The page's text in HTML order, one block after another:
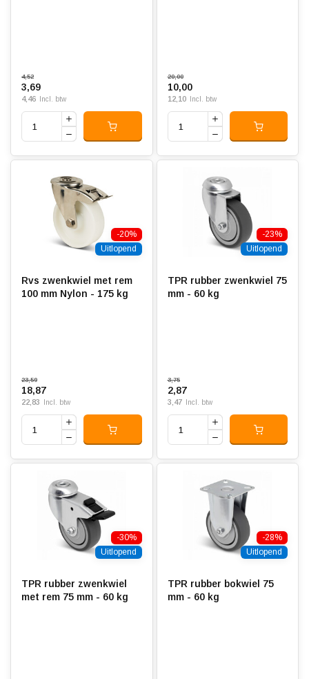
4,52
3,69
4,46 Incl. btw
20,00
10,00
12,10 Incl. btw
-20%
Uitlopend
Rvs zwenkwiel met rem
100 mm Nylon - 175 kg
23,59
18,87
22,83 Incl. btw
-23%
Uitlopend
TPR rubber zwenkwiel 75
mm - 60 kg
3,75
2,87
3,47 Incl. btw
-30%
Uitlopend
TPR rubber zwenkwiel
met rem 75 mm - 60 kg
-28%
Uitlopend
TPR rubber bokwiel 75
mm - 60 kg